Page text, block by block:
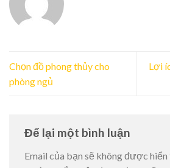
Chọn đồ phong thủy cho
phòng ngủ
Lợi
Để lại một bình luận
Email của bạn sẽ không được